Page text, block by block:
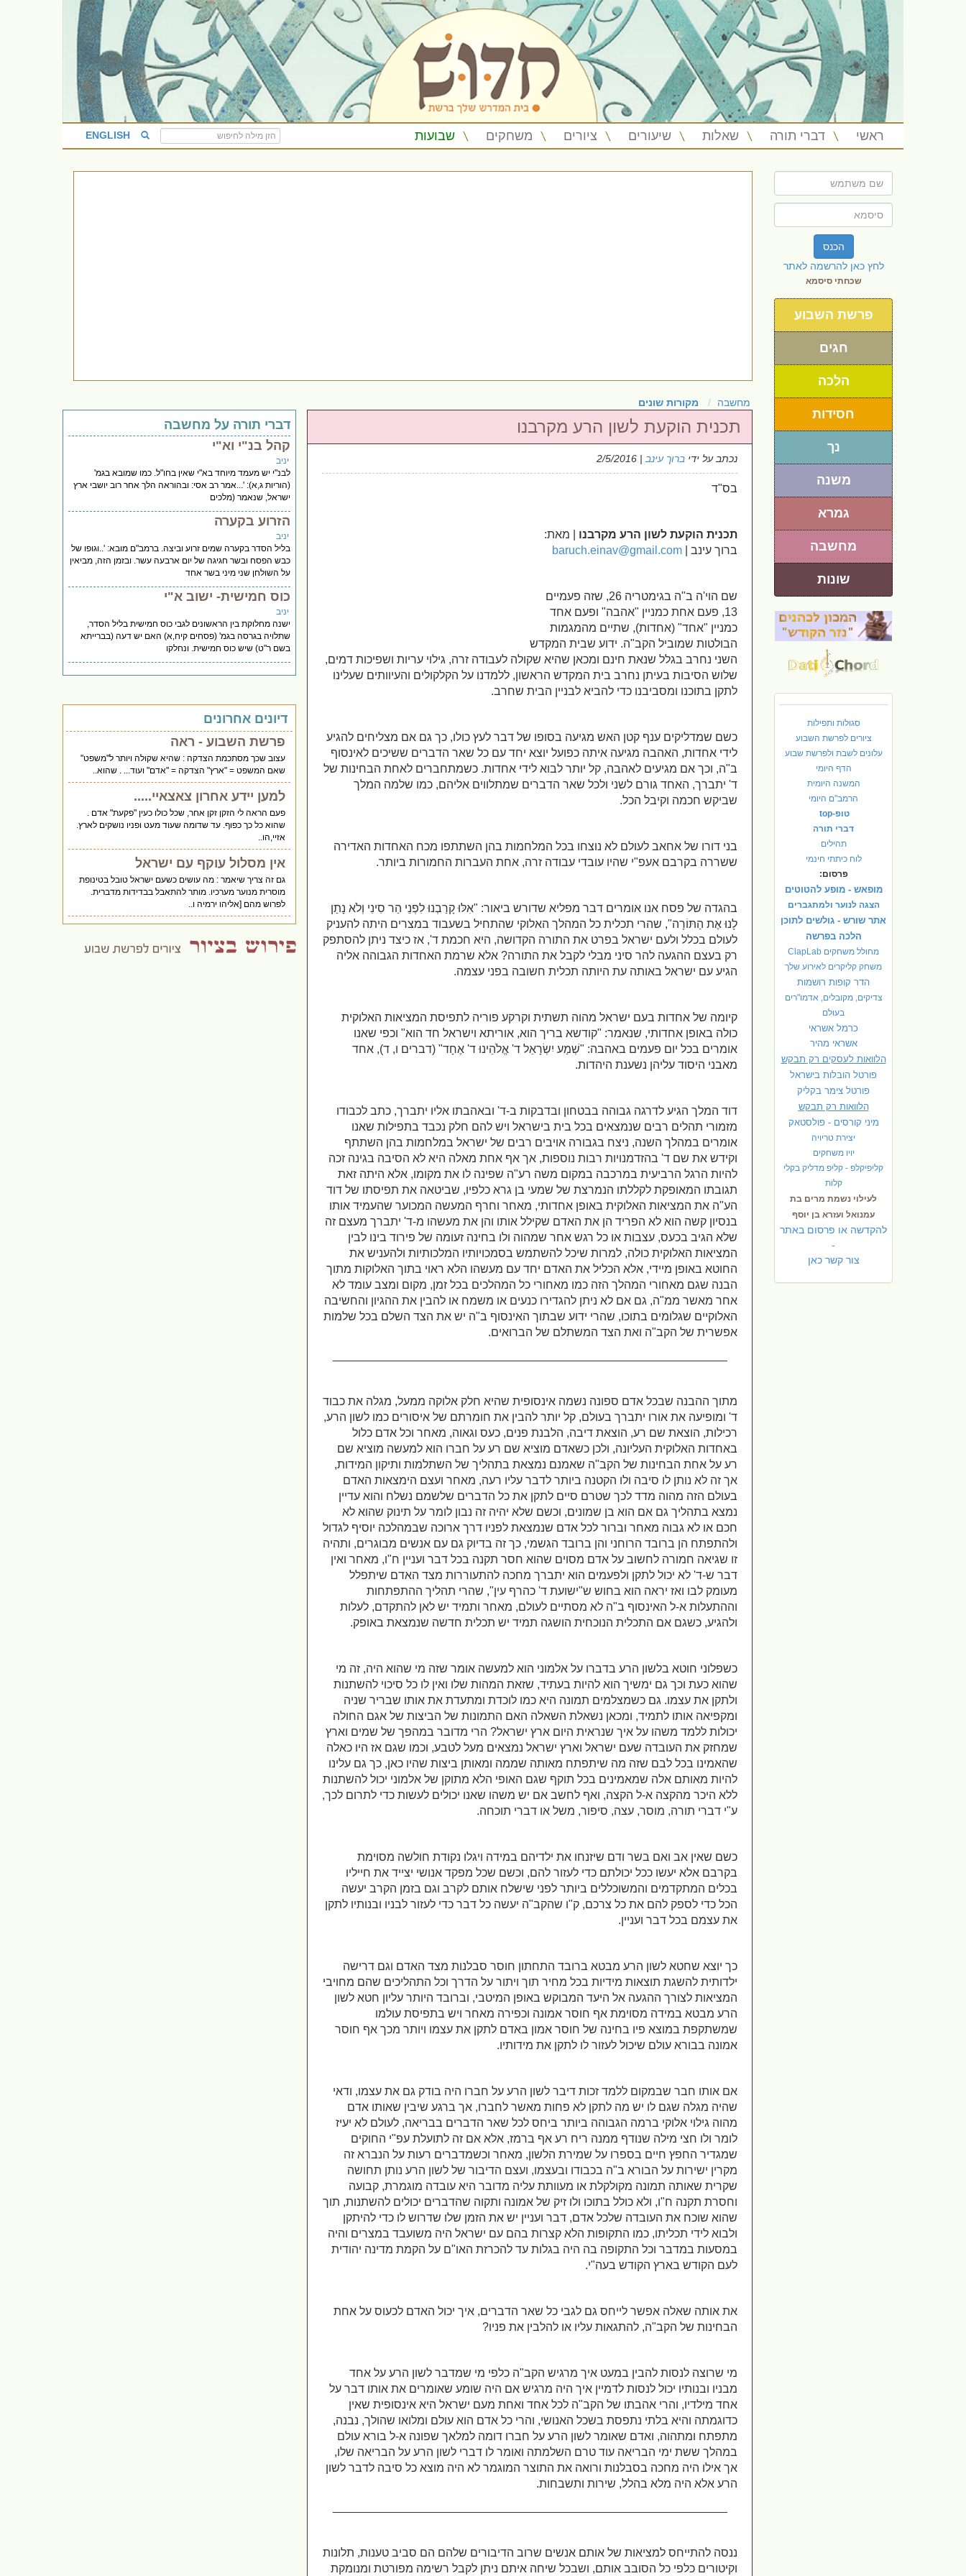
ראשי דברי תורה שאלות שיעורים ציורים משחקים שבועות ENGLISH
הכנס
לחץ כאן להרשמה לאתר
שכחתי סיסמא
פרשת השבוע
חגים
הלכה
חסידות
נך
משנה
גמרא
מחשבה
שונות
סגולות ותפילות
ציורים לפרשת השבוע
עלונים לשבת ולפרשת שבוע
הדף היומי
המשנה היומית
הרמב"ם היומי
טופ-top
דברי תורה
תהילים
לוח כיתתי חינמי
פרסום:
מופאש - מופע להטוטים
הצגה לנוער ולמתגברים
אתר שורש - גולשים לתוכן
הלכה בפרשה
מחולל משחקים ClapLab
משחק קליקרים לאירוע שלך
הדר קופות רושמות
צדיקים, מקובלים, אדמו"רים
בעולם
כרמל אשראי
אשראי מהיר
הלוואות לעסקים רק תבקש
פורטל הובלות בישראל
פורטל צימר בקליק
הלוואות רק תבקש
מיני קורסים - פולסטאק
יצירת טריויה
יויו משחקים
קליפיקלפ - קליפ מדליק בקלי
קלות
לעילוי נשמת מרים בת
עמנואל ועזרא בן יוסף
להקדשה או פרסום באתר
-
צור קשר כאן
מחשבה מקורות שונים
תכנית הוקעת לשון הרע מקרבנו
נכתב על ידי ברוך עינב | 2/5/2016
בס"ד
תכנית הוקעת לשון הרע מקרבנו | מאת:
ברוך עינב | baruch.einav@gmail.com
שם הוי'ה ב"ה בגימטריה 26, שזה פעמיים
13, פעם אחת כמניין "אהבה" ופעם אחד
כמניין "אחד" (אחדות), שתיים מהמגמות
הבולטות שמוביל הקב"ה. ידוע שבית המקדש
השני נחרב בגלל שנאת חינם ומכאן שהיא שקולה לעבודה זרה, גילוי עריות ושפיכות דמים,
שלוש הסיבות בעיתן נחרב בית המקדש הראשון, ללמדנו על הקלקולים והעיוותים שעלינו
לתקן בתוכנו ומסביבנו כדי להביא לבניין הבית שחרב.
כשם שמדליקים ענף קטן האש מגיעה בסופו של דבר לעץ כולו, כך גם אם מצליחים להגיע
לידי אחדות, האהבה מגיעה איתה כפועל יוצא יחד עם כל שאר הדברים ששיכים לאינסוף
ב"ה, וכך אם מגיעים לאהבה, קל יותר לבוא לידי אחדות. כשמתחברים לאחת הבחינות של
ד' יתברך, האחד גורם לשני ולכל שאר הדברים שמתלווים אליהם, כמו שלמה המלך
שביקש חכמה וקיבל הכל.
בני דורו של אחאב לעולם לא נוצחו בכל המלחמות בהן השתתפו מכח האחדות האדירה
ששררה בקרבם אעפ"י שהיו עובדי עבודה זרה, אחת העברות החמורות ביותר.
בהגדה של פסח אנו אומרים דבר מפליא שדורש ביאור: "אִלּוּ קָרַבְנוּ לִפְנֵי הַר סִינִי וְלֹא נָתַן
לָנוּ אֶת הַתּוֹרָה", שהרי תכלית כל המהלך האלוקי שהתחיל בשעבוד במצרים היתה להעניק
לעולם בכלל ולעם ישראל בפרט את התורה הקדושה, היא חכמת ד', אז כיצד ניתן להסתפק
רק בעצם ההגעה להר סיני מבלי לקבל את התורה? אלא שרמת האחדות הגבוהה אליה
הגיע עם ישראל באותה עת היותה תכלית חשובה בפני עצמה.
קיומה של אחדות בעם ישראל מהוה תשתית וקרקע פוריה לתפיסת המציאות האלוקית
כולה באופן אחדותי, שנאמר: "קודשא בריך הוא, אוריתא וישראל חד הוא" וכפי שאנו
אומרים בכל יום פעמים באהבה: "שְׁמַע יִשְׂרָאֵל ד' אֱלֹהֵינוּ ד' אֶחָד" (דברים ו, ד), אחד
מאבני היסוד עליהן נשענת היהדות.
דוד המלך הגיע לדרגה גבוהה בבטחון ובדבקות ב-ד' ובאהבתו אליו יתברך, כתב לכבודו
מזמורי תהלים רבים שנמצאים בכל בית בישראל ויש להם חלק נכבד בתפילות שאנו
אומרים במהלך השנה, ניצח בגבורה אויבים רבים של ישראל במלחמות בהן השתתף
וקידש את שם ד' בהזדמנויות רבות נוספות, אך אף אחת מאלה היא לא הסיבה בגינה זכה
להיות הרגל הרביעית במרכבה במקום משה רע"ה שפינה לו את מקומו, אלא היתה זאת
תגובתו המאופקת לקללתו הנמרצת של שמעי בן גרא כלפיו, שביטאה את תפיסתו של דוד
הע"ה את המציאות האלוקית באופן אחדותי, מאחר וחרף המעשה המכוער שהעמיד אותו
בנסיון קשה הוא לא הפריד הן את האדם שקילל אותו והן את מעשהו מ-ד' יתברך מעצם זה
שלא הגיב בכעס, עצבות או כל רגש אחר שמהוה ולו בחינה זעומה של פירוד בינו לבין
המציאות האלוקית כולה, למרות שיכל להשתמש בסמכויותיו המלכותיות ולהעניש את
החוטא באופן מיידי, אלא הכליל את האדם יחד עם מעשהו הלא ראוי בתוך האלוקות מתוך
הבנה שגם מאחורי המהלך הזה כמו מאחורי כל המהלכים בכל זמן, מקום ומצב עומד לא
אחר מאשר ממ"ה, גם אם לא ניתן להגדירו כנעים או משמח או להבין את ההגיון והחשיבה
האלוקיים שגלומים בתוכו, שהרי ידוע שבתוך האינסוף ב"ה יש את הצד השלם בכל שלמות
אפשרית של הקב"ה ואת הצד המשתלם של הברואים.
מתוך ההבנה שבכל אדם ספונה נשמה אינסופית שהיא חלק אלוקה ממעל, מגלה את כבוד
ד' ומופיעה את אורו יתברך בעולם, קל יותר להבין את חומרתם של איסורים כמו לשון הרע,
רכילות, הוצאת שם רע, הוצאת דיבה, הלבנת פנים, כעס וגאוה, מאחר וכל אדם כלול
באחדות האלוקית העליונה, ולכן כשאדם מוציא שם רע על חברו הוא למעשה מוציא שם
רע על אחת הבחינות של הקב"ה שאמנם נמצאת בתהליך של השתלמות ותיקון המידות,
אך זה לא נותן לו סיבה ולו הקטנה ביותר לדבר עליו רעה, מאחר ועצם הימצאות האדם
בעולם הזה מהוה מדד לכך שטרם סיים לתקן את כל הדברים שלשמם נשלח והוא עדיין
נמצא בתהליך גם אם הוא בן שמונים, וכשם שלא יהיה זה נבון לומר על תינוק שהוא לא
חכם או לא גבוה מאחר וברור לכל אדם שנמצאת לפניו דרך ארוכה שבמהלכה יוסיף לגדול
ולהתפתח הן ברובד הרוחני והן ברובד הגשמי, כך זה בדיוק גם עם אנשים מבוגרים, ותהיה
זו שגיאה חמורה לחשוב על אדם מסוים שהוא חסר תקנה בכל דבר ועניין ח"ו, מאחר ואין
דבר ש-ד' לא יכול לתקן ולפעמים הוא יתברך מחכה להתעוררות מצד האדם שיתפלל
מעומק לבו ואז יראה הוא בחוש ש"ישועת ד' כהרף עין", שהרי תהליך ההתפתחות
וההתעלות א-ל האינסוף ב"ה לא מסתיים לעולם, מאחר ותמיד יש לאן להתקדם, לעלות
ולהגיע, כשגם אם התכלית הנוכחית הושגה תמיד יש תכלית חדשה שנמצאת באופק.
כשפלוני חוטא בלשון הרע בדברו על אלמוני הוא למעשה אומר שזה מי שהוא היה, זה מי
שהוא כעת וכך גם ימשיך הוא להיות בעתיד, שזאת המהות שלו ואין לו כל סיכוי להשתנות
ולתקן את עצמו. גם כשמצלמים תמונה היא כמו לוכדת ומתעדת את אותו שבריר שניה
ומקפיאה אותו לתמיד, ומכאן נשאלת השאלה האם התמונות של הביצות של אגם החולה
יכולות ללמד משהו על איך שנראית היום ארץ ישראל? הרי מדובר במהפך של שמים וארץ
שמחזק את העובדה שעם ישראל וארץ ישראל נמצאים מעל לטבע, וכמו שגם אז היו כאלה
שהאמינו בכל לבם שזה מה שיתפתח מאותה שממה ומאותן ביצות שהיו כאן, כך גם עלינו
להיות מאותם אלה שמאמינים בכל תוקף שגם האופי הלא מתוקן של אלמוני יכול להשתנות
ללא היכר מהקצה א-ל הקצה, ואף לחשב אם יש משהו שאנו יכולים לעשות כדי לתרום לכך,
ע"י דברי תורה, מוסר, עצה, סיפור, משל או דברי תוכחה.
כשם שאין אב ואם בשר ודם שיזנחו את ילדיהם במידה ויגלו נקודת חולשה מסוימת
בקרבם אלא יעשו ככל יכולתם כדי לעזור להם, וכשם שכל מפקד אנושי יצייד את חייליו
בכלים המתקדמים והמשוכללים ביותר לפני שישלח אותם לקרב וגם בזמן הקרב יעשה
הכל כדי לספק להם את כל צרכם, ק"ו שהקב"ה יעשה כל דבר כדי לעזור לבניו ובנותיו לתקן
את עצמם בכל דבר ועניין.
כך יוצא שחטא לשון הרע מבטא ברובד התחתון חוסר סבלנות מצד האדם וגם דרישה
ילדותית להשגת תוצאות מידיות בכל מחיר תוך ויתור על הדרך וכל התהליכים שהם מחויבי
המציאות לצורך ההגעה אל היעד המבוקש באופן המיטבי, וברובד היותר עליון חטא לשון
הרע מבטא במידה מסוימת אף חוסר אמונה וכפירה מאחר ויש בתפיסת עולמו
שמשתקפת במוצא פיו בחינה של חוסר אמון באדם לתקן את עצמו ויותר מכך אף חוסר
אמונה בבורא עולם שיכול לעזור לו לתקן את מידותיו.
אם אותו חבר שבמקום ללמד זכות דיבר לשון הרע על חברו היה בודק גם את עצמו, ודאי
שהיה מגלה שגם לו יש מה לתקן לא פחות מאשר לחברו, אך ברגע שיבין שאותו אדם
מהוה גילוי אלוקי ברמה הגבוהה ביותר ביחס לכל שאר הדברים בבריאה, לעולם לא יעיז
לומר ולו חצי מילה שנודף ממנה ריח רע אף ברמז, אלא אם זה לתועלת עפ"י החוקים
שמגדיר החפץ חיים בספרו על שמירת הלשון, מאחר וכשמדברים רעות על הנברא זה
מקרין ישירות על הבורא ב"ה בכבודו ובעצמו, ועצם הדיבור של לשון הרע נותן תחושה
שקרית שאותה תמונה מקולקלת או מעוותת עליה מדובר היא עובדה מוגמרת, קבועה
וחסרת תקנה ח"ו, ולא כולל בתוכו ולו זיק של אמונה ותקוה שהדברים יכולים להשתנות, תוך
שהוא שוכח את העובדה שלכל אדם, דבר ועניין יש את הזמן שלו שדרוש לו כדי להיתקן
ולבוא לידי תכליתו, כמו התקופות הלא קצרות בהם עם ישראל היה משועבד במצרים והיה
במסעות במדבר וכל התקופה בה היה בגלות עד להכרזת האו"ם על הקמת מדינה יהודית
לעם הקודש בארץ הקודש בעה"י.
את אותה שאלה אפשר לייחס גם לגבי כל שאר הדברים, איך יכול האדם לכעוס על אחת
הבחינות של הקב"ה, להתגאות עליו או להלבין את פניו?
מי שרוצה לנסות להבין במעט איך מרגיש הקב"ה כלפי מי שמדבר לשון הרע על אחד
מבניו ובנותיו יכול לנסות לדמיין איך היה מרגיש אם היה שומע שאומרים את אותו דבר על
אחד מילדיו, והרי אהבתו של הקב"ה לכל אחד ואחת מעם ישראל היא אינסופית שאין
כדוגמתה והיא בלתי נתפסת בשכל האנושי, והרי כל אדם הוא עולם ומלואו שהולך, נבנה,
מתפתח ומתהוה, ואדם שאומר לשון הרע על חברו דומה למלאך שפונה א-ל בורא עולם
במהלך ששת ימי הבריאה עוד טרם השלמתה ואומר לו דברי לשון הרע על הבריאה שלו,
אך אילו היה מחכה בסבלנות ורואה את התוצר המוגמר לא היה מוצא כל סיבה לדבר לשון
הרע אלא היה מלא בהלל, שירות ותשבחות.
ננסה להתייחס למציאות של אותם אנשים שרוב הדיבורים שלהם הם סביב טענות, תלונות
וקיטורים כלפי כל הסובב אותם, ושבכל שיחה איתם ניתן לקבל רשימה מפורטת ומנומקת
דברי תורה על מחשבה
קהל בנ"י וא"י
יניב
לבנ"י יש מעמד מיוחד בא"י שאין בחו"ל. כמו שמובא בגמ'
(הוריות ג,א): '...אמר רב אסי: ובהוראה הלך אחר רוב יושבי ארץ
ישראל, שנאמר (מלכים
הזרוע בקערה
יניב
בליל הסדר בקערה שמים זרוע וביצה. ברמב"ם מובא: '..וגופו של
כבש הפסח ובשר חגיגה של יום ארבעה עשר. ובזמן הזה, מביאין
על השולחן שני מיני בשר אחד
כוס חמישית- ישוב א"י
יניב
ישנה מחלוקת בין הראשונים לגבי כוס חמישית בליל הסדר,
שתלויה בגרסה בגמ' (פסחים קיח,א) האם יש דעה (בברייתא
בשם ר"ט) שיש כוס חמישית. ונחלקו
דיונים אחרונים
פרשת השבוע - ראה
עצוב שכך מסתכמת הצדקה : שהיא שקולה ויותר ל"משפט"
שאם המשפט = "ארץ" הצדקה = "אדם" ועוד... . שהוא..
למען יידע אחרון צאצאיי.....
פעם הראה לי הזקן זקן אחר, שכל כולו כעין "פקעת" אדם .
שהוא כל כך כפוף. עד שדומה שעוד מעט ופניו נושקים לארץ.
אזיי,הו..
אין מסלול עוקף עם ישראל
גם זה צריך שיאמר : מה עושים כשעם ישראל טובל בטינופת
מוסרית מנוער מערכיו. מותר להתאבל בבדידות מדברית.
לפרוש מהם [אליהו ירמיה ו..